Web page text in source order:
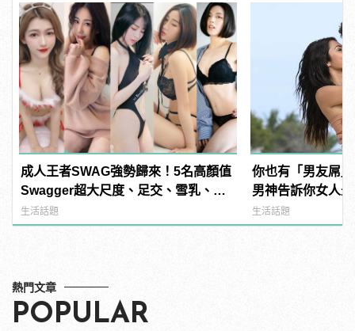
成人王者SWAG強勢歸來！5名高顏值
Swagger超大尺度、足交、雪乳、粉
紅海鮮通通有，親自教你人與人的連
結！ | manfashion這樣變型男
生活話題
你也有「男友屌
男神告訴你女人
Dick」是啥？
生活話題
熱門文章
POPULAR